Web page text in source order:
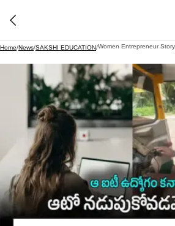
Home/News/SAKSHI EDUCATION/